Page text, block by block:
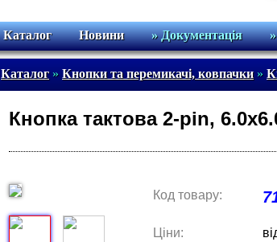
Каталог Новини » Документація
Каталог» Кнопки та перемикачі, ковпачки»
Кнопка тактова 2-pin,
Код товару:
Ціни: